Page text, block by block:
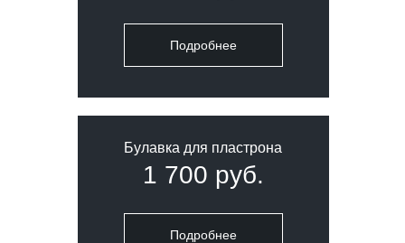
Подробнее
Булавка для пластрона
1 700 руб.
Подробнее